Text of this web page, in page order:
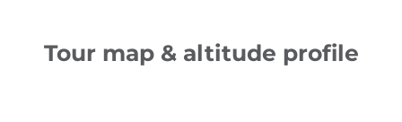
Tour map & altitude profile